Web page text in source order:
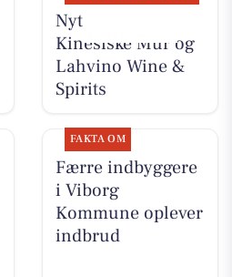
Nyt fra Den
Kinesiske Mur og
Lahvino Wine &
Spirits
FAKTA OM
Færre indbyggere
i Viborg
Kommune oplever
indbrud